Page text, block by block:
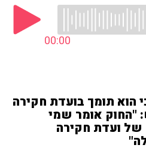
00:00
הוא תומך בועדת חקירה
"החוק אומר שמי
ועדת חקירה